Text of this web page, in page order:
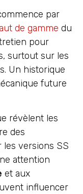
par
de gamme du
pour
surtout sur les
Un historique
future
révèlent les
des
les versions SS
attention
et aux
influencer